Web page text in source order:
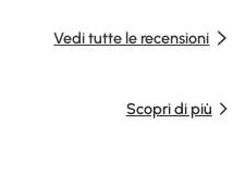
Vedi tutte le recensioni
Scopri di più